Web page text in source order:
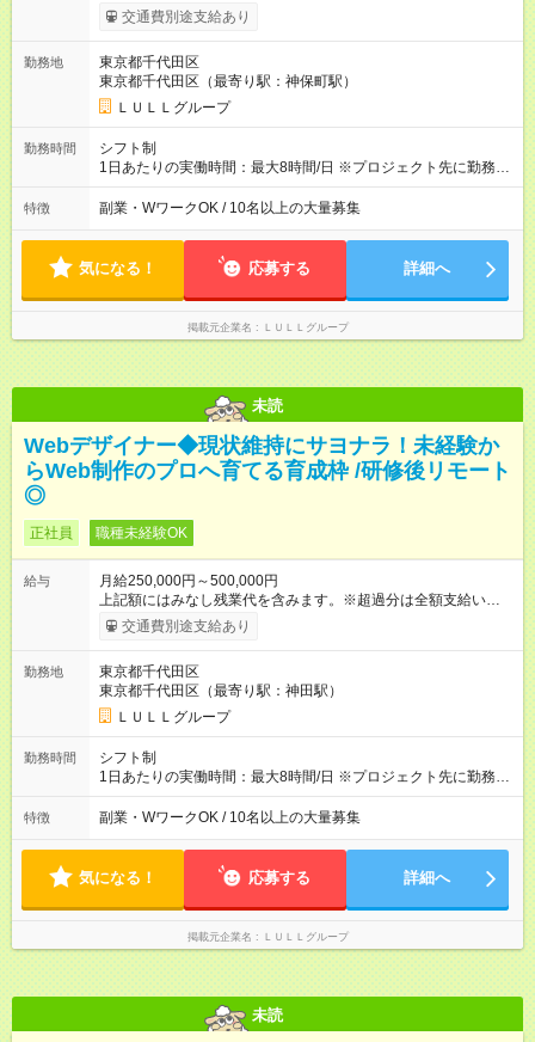
ます。 みなし残業代 21,675円／月 みなし残業時間 12時間／月 -
------------------------------------------------------- ≪経験者の方は以下と
万円～＋業績賞与＋交通費＋各種手当 ※固定残業代（30時間/6
万6，610円分）を含む。超過分は追加支給いたします 能力やス
キルを考慮し初任給を決定。経験者の方は前給考慮も可能で
す！ ◎昇給年1回（研修終了後） ◎賞与年2回（2月・8月）＋業
績賞与あり ◤スキルアップも、収入アップも。◢ 入社後の成長
や頑張りは、しっかり給与で還元しています。 実際にほぼ全員
上アップした社員も。 エンジニアへの還元率は業界高水準の
87％。 スキルを磨いた分だけ、収入アップも目指せる環境で
す！ 【試用期間】試用期間あり 試用期間の長さ：6ヶ月 ※ 雇用
形態と給与に、本採用時と異なる部分があります。 雇用形態：
中途採用（契約社員） 給与：月給 230,000円以上 上記額にはみ
なし残業代を含みます。※超過分は全額支給いたします。 みな
別途支給いたします ※研修期間中（最大12ヶ月間）も、試用期
交通費別途支給あり
勤務地
東京都千代田区
東京都千代田区（最寄り駅：神保町駅）
ＬＵＬＬグループ
勤務時間
シフト制
1日あたりの実働時間：最大8時間/日 ※プロジェクト先に勤務時
間は異なります 【シフト例】 ・10時00分～19時00分 ・9時00
分～18時00分 平均残業時間：月10時間以内
特徴 副業・WワークOK / 10名以上の大量募集
気になる！ 応募する 詳細へ
掲載元企業名 ＬＵＬＬグループ
未読
Webデザイナー◆現状維持にサヨナラ！未経験か
らWeb制作のプロへ育てる育成枠 /研修後リモート
◎
正社員 職種未経験OK
給与
月給250,000円～500,000円
上記額にはみなし残業代を含みます。※超過分は全額支給いたし
ます。 みなし残業代 21,675円／月 みなし残業時間 12時間／月 -
------------------------------------------------------- ≪経験者の方は以下と
万円～＋業績賞与＋交通費＋各種手当 ※固定残業代（30時間/6
万6，610円分）を含む。超過分は追加支給いたします 能力やス
キルを考慮し初任給を決定。経験者の方は前給考慮も可能で
す！ ◎昇給年1回（研修終了後） ◎賞与年2回（2月・8月）＋業
績賞与あり ◤スキルアップも、収入アップも。◢ 入社後の成長
や頑張りは、しっかり給与で還元しています。 実際にほぼ全員
上アップした社員も。 エンジニアへの還元率は業界高水準の
87％。 スキルを磨いた分だけ、収入アップも目指せる環境で
す！ 【試用期間】試用期間あり 試用期間の長さ：6ヶ月 ※ 雇用
形態と給与に、本採用時と異なる部分があります。 雇用形態：
中途採用（契約社員） 給与：月給 230,000円以上 上記額にはみ
なし残業代を含みます。※超過分は全額支給いたします。 みな
別途支給いたします ※研修期間中（最大12ヶ月間）も、試用期
交通費別途支給あり
勤務地
東京都千代田区
東京都千代田区（最寄り駅：神田駅）
ＬＵＬＬグループ
勤務時間
シフト制
1日あたりの実働時間：最大8時間/日 ※プロジェクト先に勤務時
間は異なります 【シフト例】 ・10時00分～19時00分 ・9時00
分～18時00分 平均残業時間：月10時間以内
特徴 副業・WワークOK / 10名以上の大量募集
気になる！ 応募する 詳細へ
掲載元企業名 ＬＵＬＬグループ
未読